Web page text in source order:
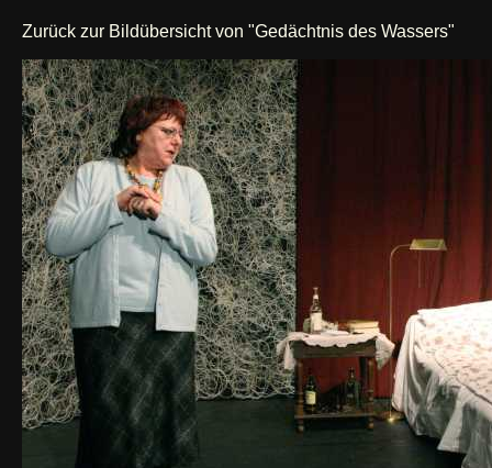
Zurück zur Bildübersicht von "Gedächtnis des Wassers"